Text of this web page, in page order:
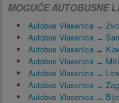
MOGUĆE AUTOBUSNE
Autobus Vlasenica ↔
Autobus Vlasenica ↔
Autobus Vlasenica ↔
Autobus Vlasenica ↔ Milići (Republika
Autobus Vlasenica ↔
Autobus Vlasenica ↔
Autobus Vlasenica ↔